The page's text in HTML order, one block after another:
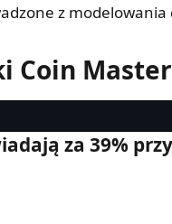
z
Coin Master
za 39%